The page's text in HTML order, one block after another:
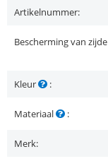
Artikelnummer:
Bescherming van zijde
Kleur :
Materiaal :
Merk: